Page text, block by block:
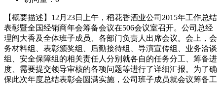
【概要描述】 12月23日上午，稻花香酒业公司2015年工作总结
表彰暨全国经销商年会筹备会议在506会议室召开。公司总经
理阎大香及全体班子成员、各部门负责人出席会议。会上，会
务材料组、表彰颁奖组、后勤接待组、导演宣传组、业务洽谈
组、安全保障组的相关责任人分别就各自的任务分工、筹备进
度、需要提交领导审核的各项问题等进行了详细汇报。为了确
保此次年度总结表彰会圆满实施，公司班子成员就会议筹备工